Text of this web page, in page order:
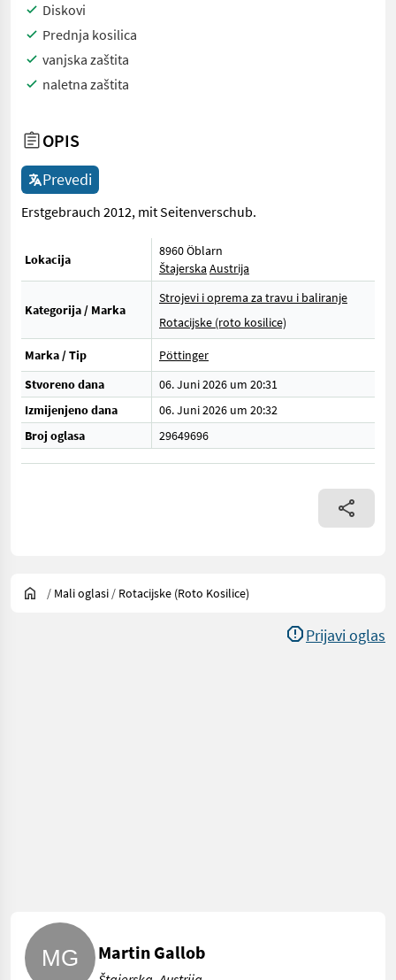
Diskovi
Prednja kosilica
vanjska zaštita
naletna zaštita
OPIS
Prevedi
Erstgebrauch 2012, mit Seitenverschub.
Lokacija
8960 Öblarn
Štajerska Austrija
Kategorija / Marka
Strojevi i oprema za travu i baliranje
Rotacijske (roto kosilice)
Marka / Tip
Pöttinger
Stvoreno dana
06. Juni 2026 um 20:31
Izmijenjeno dana
06. Juni 2026 um 20:32
Broj oglasa
29649696
/ Mali oglasi / Rotacijske (roto Kosilice)
Prijavi oglas
Martin Gallob